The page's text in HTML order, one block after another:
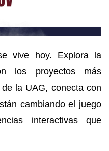
vive hoy. Explora la
los proyectos más
la UAG, conecta con
cambiando el juego
interactivas que